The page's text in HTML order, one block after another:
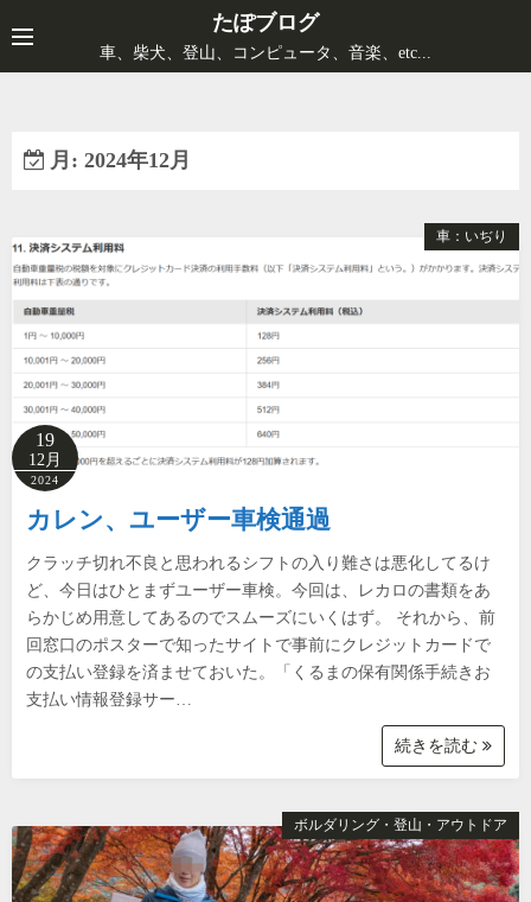
ン
テ
ッ
プ
たぽブログ
車、柴犬、登山、コンピュータ、音楽、etc...
月: 2024年12月
車：いぢり
19
12月
2024
カレン、ユーザー車検通過
クラッチ切れ不良と思われるシフトの入り難さは悪化してるけ
ど、今日はひとまずユーザー車検。今回は、レカロの書類をあ
らかじめ用意してあるのでスムーズにいくはず。 それから、前
回窓口のポスターで知ったサイトで事前にクレジットカードで
の支払い登録を済ませておいた。「くるまの保有関係手続きお
支払い情報登録サー…
続きを読む
ボルダリング・登山・アウトドア